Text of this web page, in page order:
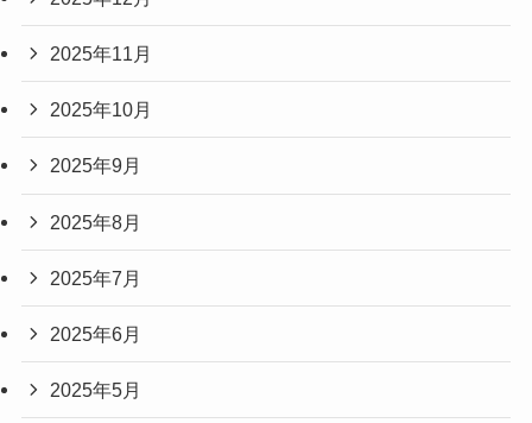
2025年11月
2025年10月
2025年9月
2025年8月
2025年7月
2025年6月
2025年5月